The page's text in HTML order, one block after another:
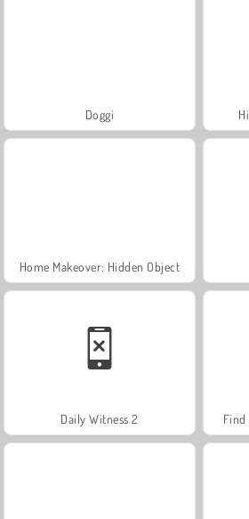
Doggi
Home Makeover: Hidden Object
Daily Witness 2